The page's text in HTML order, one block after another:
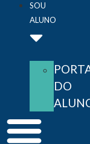
SOU
ALUNO
DO